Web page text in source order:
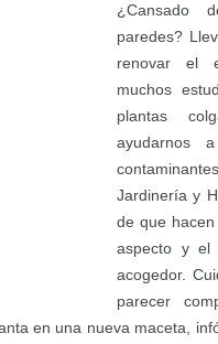
¿Cansado
paredes?
renovar el
muchos
plantas
ayudarnos
Jardinería y
de que
aspecto y el
acogedor.
parecer
en una nueva maceta,